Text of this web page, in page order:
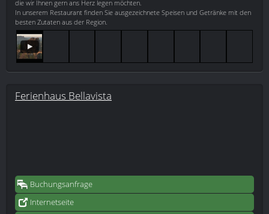
die wir Ihnen gern ans Herz legen möchten.
In unserem Restaurant finden Sie ausgezeichnete Speisen und Getränke mit den
besten Zutaten aus der Region.
Ferienhaus Bellavista
Buchungsanfrage
Internetseite